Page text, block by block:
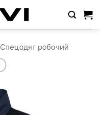
Спецодяг робочий